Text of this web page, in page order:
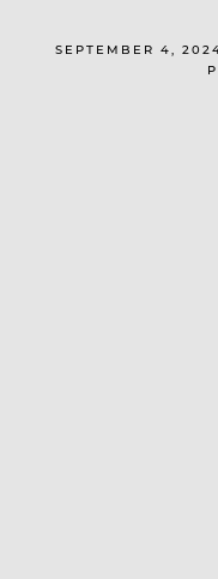
SEPTEMBER 4,